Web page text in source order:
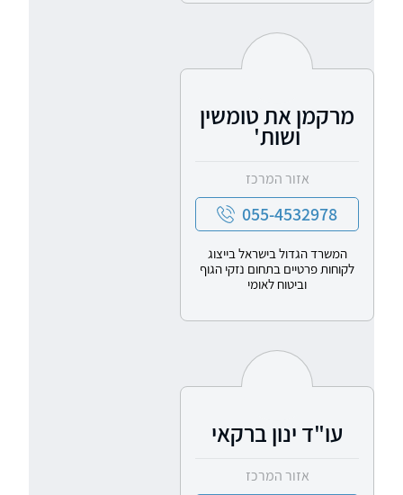
מרקמן את טומשין
ושות'
אזור המרכז
055-4532978
המשרד הגדול בישראל בייצוג
לקוחות פרטיים בתחום נזקי הגוף
וביטוח לאומי
עו"ד ינון ברקאי
אזור המרכז